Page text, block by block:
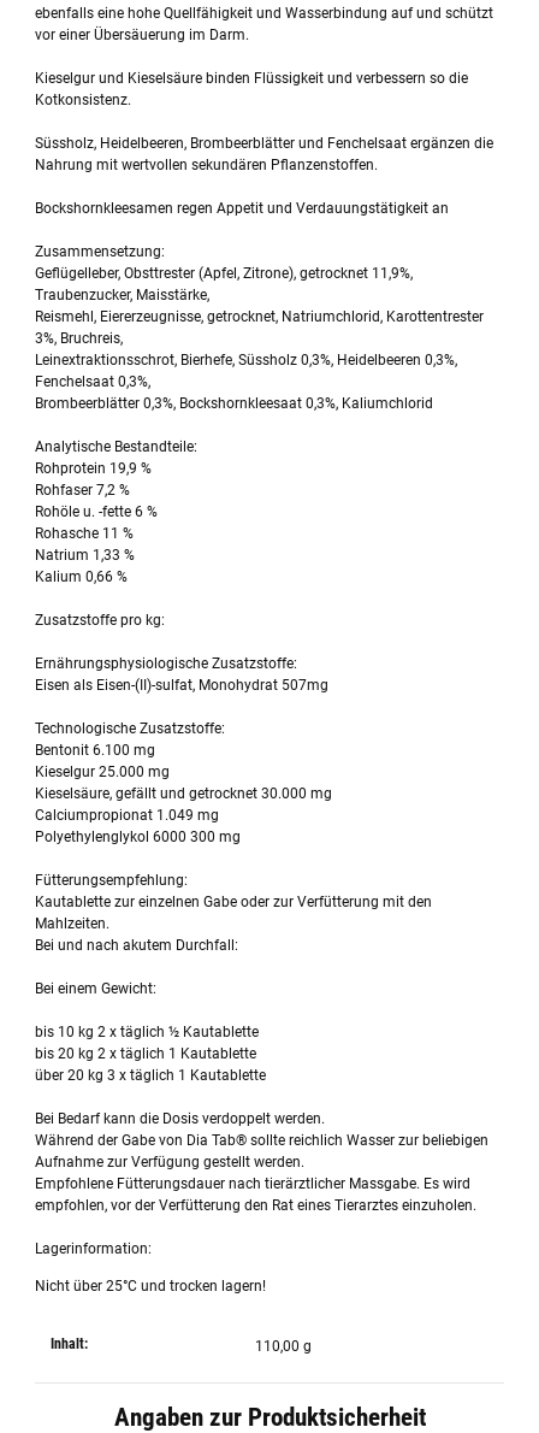
ebenfalls eine hohe Quellfähigkeit und Wasserbindung auf und schützt
vor einer Übersäuerung im Darm.
Kieselgur und Kieselsäure binden Flüssigkeit und verbessern so die
Kotkonsistenz.
Süssholz, Heidelbeeren, Brombeerblätter und Fenchelsaat ergänzen die
Nahrung mit wertvollen sekundären Pflanzenstoffen.
Bockshornkleesamen regen Appetit und Verdauungstätigkeit an
Zusammensetzung:
Geflügelleber, Obsttrester (Apfel, Zitrone), getrocknet 11,9%,
Traubenzucker, Maisstärke,
Reismehl, Eiererzeugnisse, getrocknet, Natriumchlorid, Karottentrester
3%, Bruchreis,
Leinextraktionsschrot, Bierhefe, Süssholz 0,3%, Heidelbeeren 0,3%,
Fenchelsaat 0,3%,
Brombeerblätter 0,3%, Bockshornkleesaat 0,3%, Kaliumchlorid
Analytische Bestandteile:
Rohprotein 19,9 %
Rohfaser 7,2 %
Rohöle u. -fette 6 %
Rohasche 11 %
Natrium 1,33 %
Kalium 0,66 %
Zusatzstoffe pro kg:
Ernährungsphysiologische Zusatzstoffe:
Eisen als Eisen-(II)-sulfat, Monohydrat 507mg
Technologische Zusatzstoffe:
Bentonit 6.100 mg
Kieselgur 25.000 mg
Kieselsäure, gefällt und getrocknet 30.000 mg
Calciumpropionat 1.049 mg
Polyethylenglykol 6000 300 mg
Fütterungsempfehlung:
Kautablette zur einzelnen Gabe oder zur Verfütterung mit den
Mahlzeiten.
Bei und nach akutem Durchfall:
Bei einem Gewicht:
bis 10 kg 2 x täglich ½ Kautablette
bis 20 kg 2 x täglich 1 Kautablette
über 20 kg 3 x täglich 1 Kautablette
Bei Bedarf kann die Dosis verdoppelt werden.
Während der Gabe von Dia Tab® sollte reichlich Wasser zur beliebigen
Aufnahme zur Verfügung gestellt werden.
Empfohlene Fütterungsdauer nach tierärztlicher Massgabe. Es wird
empfohlen, vor der Verfütterung den Rat eines Tierarztes einzuholen.
Lagerinformation:
Nicht über 25°C und trocken lagern!
Inhalt: 110,00 g
Angaben zur Produktsicherheit